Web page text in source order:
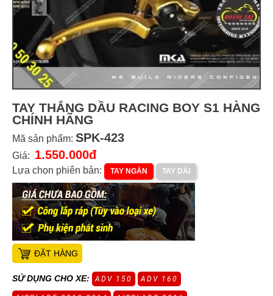
TAY THẮNG DẦU RACING BOY S1 HÀNG
CHÍNH HÃNG
Mã sản phẩm: SPK-423
Giá: 1.550.000đ
Lựa chọn phiên bản: TAY NGẮN TAY DÀI
ĐẶT HÀNG
SỬ DỤNG CHO XE: ADV 150 ADV 160